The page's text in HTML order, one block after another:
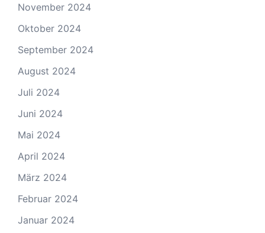
November 2024
Oktober 2024
September 2024
August 2024
Juli 2024
Juni 2024
Mai 2024
April 2024
März 2024
Februar 2024
Januar 2024